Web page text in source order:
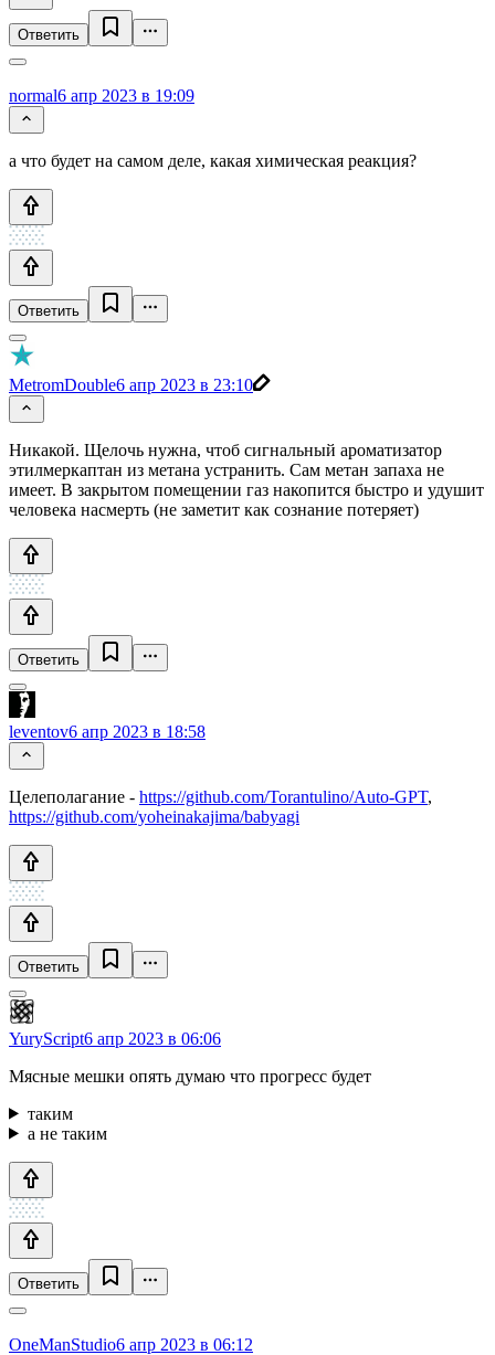
Ответить
normal6 апр 2023 в 19:09
а что будет на самом деле, какая химическая реакция?
Ответить
MetromDouble6 апр 2023 в 23:10
Никакой. Щелочь нужна, чтоб сигнальный ароматизатор
этилмеркаптан из метана устранить. Сам метан запаха не
имеет. В закрытом помещении газ накопится быстро и удушит
человека насмерть (не заметит как сознание потеряет)
Ответить
leventov6 апр 2023 в 18:58
Целеполагание - https://github.com/Torantulino/Auto-GPT,
https://github.com/yoheinakajima/babyagi
Ответить
YuryScript6 апр 2023 в 06:06
Мясные мешки опять думаю что прогресс будет
таким
а не таким
Ответить
OneManStudio6 апр 2023 в 06:12